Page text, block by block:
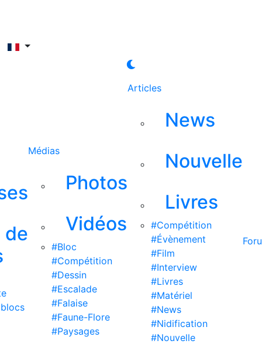
de
Médias
Photos
Vidéos
#Bloc
#Compétition
#Dessin
#Escalade
#Falaise
#Faune-Flore
#Paysages
Articles
News
Nouvelle
Livres
#Compétition
#Évènement
#Film
#Interview
#Livres
#Matériel
#News
#Nidification
#Nouvelle